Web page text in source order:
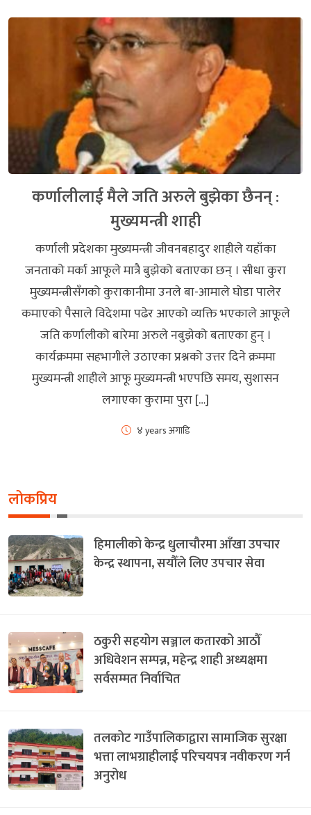
कर्णालीलाई मैले जति अरुले बुझेका छैनन् :
मुख्यमन्त्री शाही
कर्णाली प्रदेशका मुख्यमन्त्री जीवनबहादुर शाहीले यहाँका
जनताको मर्का आफूले मात्रै बुझेको बताएका छन् । सीधा कुरा
मुख्यमन्त्रीसँगको कुराकानीमा उनले बा-आमाले घोडा पालेर
कमाएको पैसाले विदेशमा पढेर आएको व्यक्ति भएकाले आफूले
जति कर्णालीको बारेमा अरुले नबुझेको बताएका हुन् ।
कार्यक्रममा सहभागीले उठाएका प्रश्नको उत्तर दिने क्रममा
मुख्यमन्त्री शाहीले आफू मुख्यमन्त्री भएपछि समय, सुशासन
लगाएका कुरामा पुरा […]
४ years अगाडि
लोकप्रिय
हिमालीको केन्द्र धुलाचौरमा आँखा उपचार
केन्द्र स्थापना, सयौँले लिए उपचार सेवा
ठकुरी सहयोग सञ्जाल कतारको आठौँ
अधिवेशन सम्पन्न, महेन्द्र शाही अध्यक्षमा
सर्वसम्मत निर्वाचित
तलकोट गाउँपालिकाद्वारा सामाजिक सुरक्षा
भत्ता लाभग्राहीलाई परिचयपत्र नवीकरण गर्न
अनुरोध